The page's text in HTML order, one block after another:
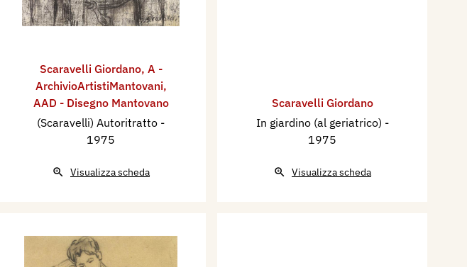
Scaravelli Giordano, A -
ArchivioArtistiMantovani,
AAD - Disegno Mantovano
(Scaravelli) Autoritratto -
1975
Visualizza scheda
Scaravelli Giordano
In giardino (al geriatrico) -
1975
Visualizza scheda